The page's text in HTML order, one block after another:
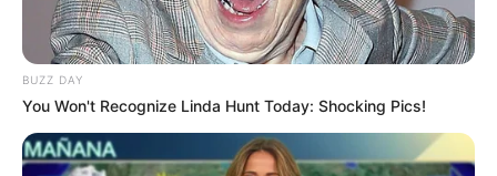
Zodiaknya adalah libra dan perwakilan emojinya adalah
.
MBTInya adalah ISFJ.
Anggota pertama yang resmi tampil pada 12 Januari 2023.
Padda pengumuman debut terakhir, ia berada di peringkat #4.
Bergabung dengan YG pada Agustus 2018 dan telah berlatih
BUZZ DAY
You Won't Recognize Linda Hunt Today: Shocking Pics!